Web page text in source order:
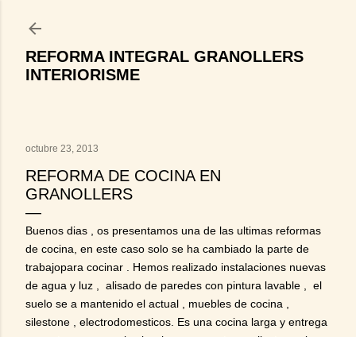
REFORMA INTEGRAL GRANOLLERS
INTERIORISME
octubre 23, 2013
REFORMA DE COCINA EN
GRANOLLERS
Buenos dias , os presentamos una de las ultimas reformas
de cocina, en este caso solo se ha cambiado la parte de
trabajopara cocinar . Hemos realizado instalaciones nuevas
de agua y luz , alisado de paredes con pintura lavable , el
suelo se a mantenido el actual , muebles de cocina ,
silestone , electrodomesticos. Es una cocina larga y entrega